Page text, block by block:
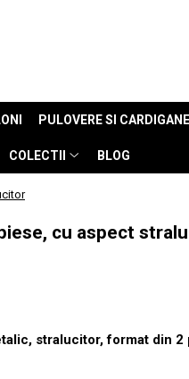
PULOVERE SI CARDIGANE
COLECTII BLOG
cu aspect
stralucitor, format din 2